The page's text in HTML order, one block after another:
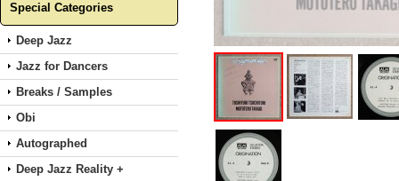
Special Categories
Deep Jazz
Jazz for Dancers
Breaks / Samples
Obi
Autographed
Deep Jazz Reality +